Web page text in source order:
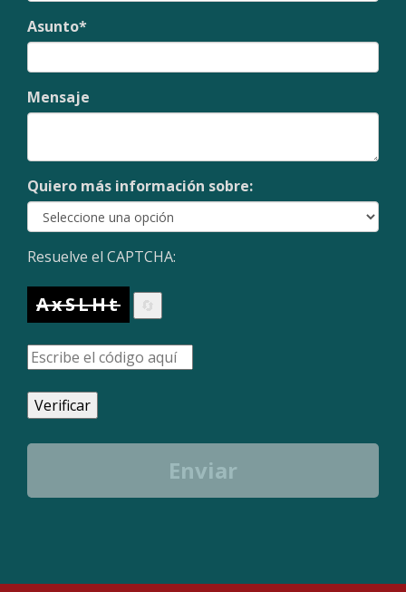
Asunto*
Mensaje
Quiero más información sobre:
Resuelve el CAPTCHA:
AxSLHt
Verificar
Enviar